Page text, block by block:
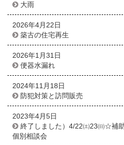
大雨
2026年4月22日
築古の住宅再生
2026年1月31日
便器水漏れ
2024年11月18日
防犯対策と訪問販売
2023年4月5日
終了しました）4/22㈯23㈰☆補
個別相談会